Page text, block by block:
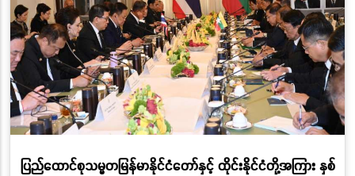
ပြည်ထောင်စုသမ္မတမြန်မာနိုင်ငံတော်နှင့် ထိုင်းနိုင်ငံတို့အကြား နှစ်